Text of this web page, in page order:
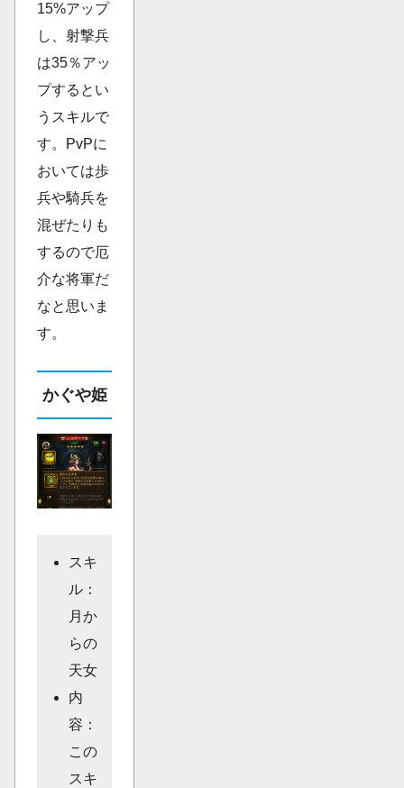
15%アップ
し、射撃兵
は35％アッ
プするとい
うスキルで
す。PvPに
おいては歩
兵や騎兵を
混ぜたりも
するので厄
介な将軍だ
なと思いま
す。
かぐや姫
スキ
ル：
月か
らの
天女
内
容：
この
スキ